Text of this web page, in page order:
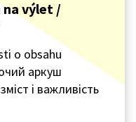
výlet /
o obsahu
аркуш
і важливість